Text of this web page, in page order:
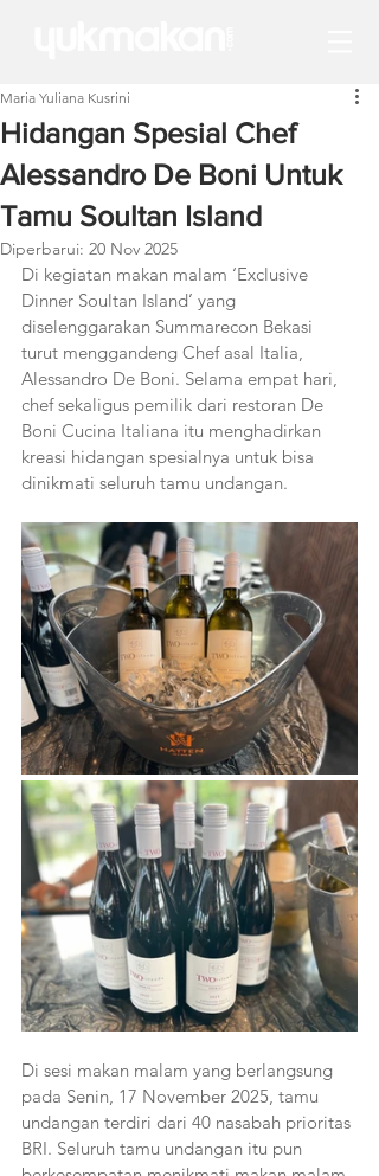
Hidangan Spesial Chef
Alessandro De Boni Untuk
Tamu Soultan Island
Maria Yuliana Kusrini
Diperbarui: 20 Nov 2025
Di kegiatan makan malam ‘Exclusive
Dinner Soultan Island’ yang
diselenggarakan Summarecon Bekasi
turut menggandeng Chef asal Italia,
Alessandro De Boni. Selama empat hari,
chef sekaligus pemilik dari restoran De
Boni Cucina Italiana itu menghadirkan
kreasi hidangan spesialnya untuk bisa
dinikmati seluruh tamu undangan.
Di sesi makan malam yang berlangsung
pada Senin, 17 November 2025, tamu
undangan terdiri dari 40 nasabah prioritas
BRI. Seluruh tamu undangan itu pun